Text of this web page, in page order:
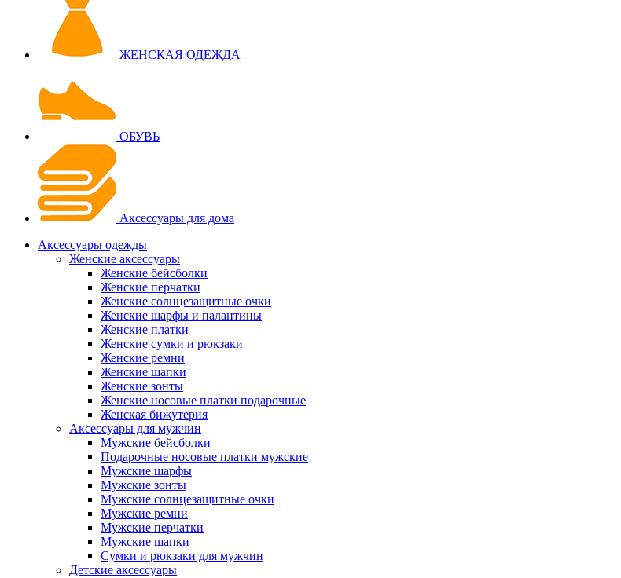
ЖЕНСКАЯ ОДЕЖДА
ОБУВЬ
Аксессуары для дома
Аксессуары одежды
Женские аксессуары
Женские бейсболки
Женские перчатки
Женские солнцезащитные очки
Женские шарфы и палантины
Женские платки
Женские сумки и рюкзаки
Женские ремни
Женские шапки
Женские зонты
Женские носовые платки подарочные
Женская бижутерия
Аксессуары для мужчин
Мужские бейсболки
Подарочные носовые платки мужские
Мужские шарфы
Мужские зонты
Мужские солнцезащитные очки
Мужские ремни
Мужские перчатки
Мужские шапки
Сумки и рюкзаки для мужчин
Детские аксессуары